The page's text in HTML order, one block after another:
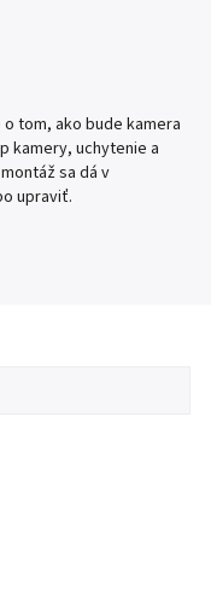
tom, ako bude kamera
kamery, uchytenie a
sa dá v
upraviť.